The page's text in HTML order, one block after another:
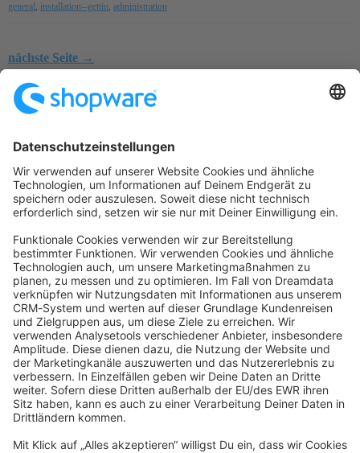
general, installation--gettin, administration
nächste Seite →
Angetrieben vonDiscourse, beste Erfahrung mit aktiviertem
community@shopware.com
Company
Press
Jobs
Newsletter